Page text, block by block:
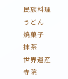
民族料理
うどん
焼菓子
抹茶
世界遺産
寺院